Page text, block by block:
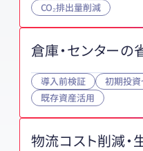
CO₂排出量削減
倉庫・センターの
導入前検証 初期投資
既存資産活用
物流コスト削減・